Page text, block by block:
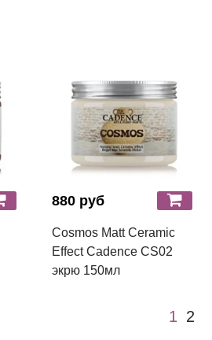
880 руб
Cosmos Matt Ceramic
Effect Cadence CS02
экрю 150мл
1 2